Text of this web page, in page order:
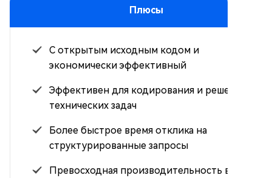
Плюсы
С открытым исходным кодом и
экономически эффективный
Эффективен для кодирования и решения
технических задач
Более быстрое время отклика на
структурированные запросы
Превосходная производительность в